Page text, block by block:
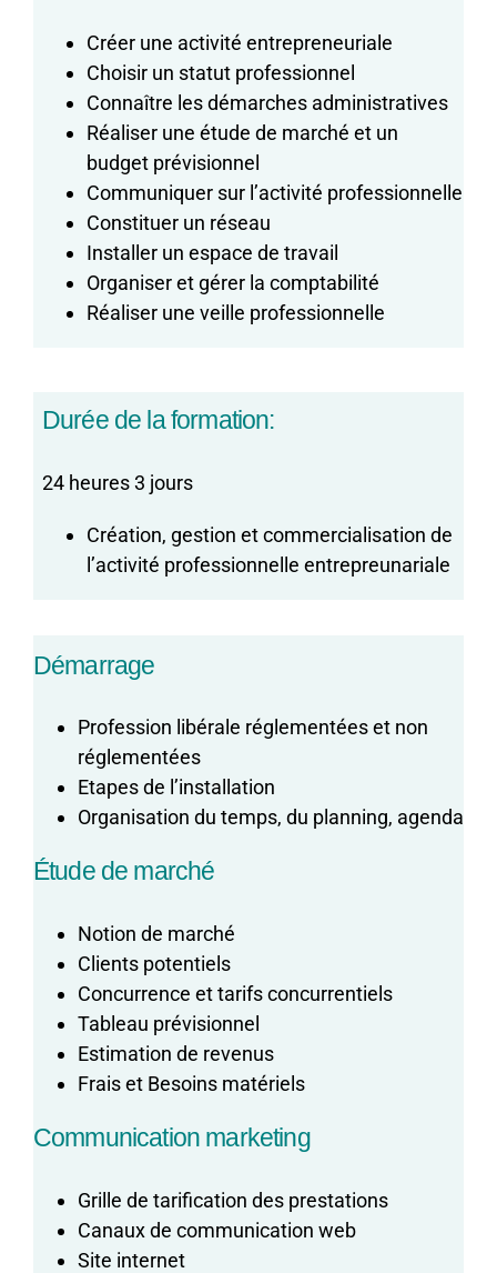
Créer une activité entrepreneuriale
Choisir un statut professionnel
Connaître les démarches administratives
Réaliser une étude de marché et un
budget prévisionnel
Communiquer sur l’activité professionnelle
Constituer un réseau
Installer un espace de travail
Organiser et gérer la comptabilité
Réaliser une veille professionnelle
Durée de la formation:
24 heures 3 jours
Création, gestion et commercialisation de
l’activité professionnelle entrepreunariale
Démarrage
Profession libérale réglementées et non
réglementées
Etapes de l’installation
Organisation du temps, du planning, agenda
Étude de marché
Notion de marché
Clients potentiels
Concurrence et tarifs concurrentiels
Tableau prévisionnel
Estimation de revenus
Frais et Besoins matériels
Communication marketing
Grille de tarification des prestations
Canaux de communication web
Site internet